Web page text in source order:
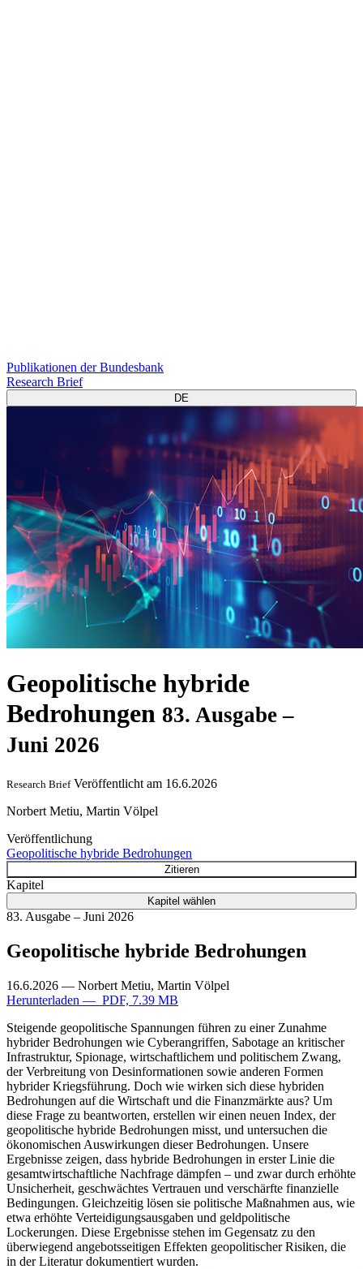
Publikationen der Bundesbank
Research Brief
DE
Geopolitische hybride
Bedrohungen 83. Ausgabe –
Juni 2026
Research BriefVeröffentlicht am 16.6.2026
Norbert Metiu, Martin Völpel
Veröffentlichung
Geopolitische hybride Bedrohungen
Zitieren
Kapitel
Kapitel wählen
83. Ausgabe – Juni 2026
Geopolitische hybride Bedrohungen
16.6.2026 — Norbert Metiu, Martin Völpel
Herunterladen — PDF, 7.39 MB
Steigende geopolitische Spannungen führen zu einer Zunahme
hybrider Bedrohungen wie Cyberangriffen, Sabotage an kritischer
Infrastruktur, Spionage, wirtschaftlichem und politischem Zwang,
der Verbreitung von Desinformationen sowie anderen Formen
hybrider Kriegsführung. Doch wie wirken sich diese hybriden
Bedrohungen auf die Wirtschaft und die Finanzmärkte aus? Um
diese Frage zu beantworten, erstellen wir einen neuen Index, der
geopolitische hybride Bedrohungen misst, und untersuchen die
ökonomischen Auswirkungen dieser Bedrohungen. Unsere
Ergebnisse zeigen, dass hybride Bedrohungen in erster Linie die
gesamtwirtschaftliche Nachfrage dämpfen – und zwar durch erhöhte
Unsicherheit, geschwächtes Vertrauen und verschärfte finanzielle
Bedingungen. Gleichzeitig lösen sie politische Maßnahmen aus, wie
etwa erhöhte Verteidigungsausgaben und geldpolitische
Lockerungen. Diese Ergebnisse stehen im Gegensatz zu den
überwiegend angebotsseitigen Effekten geopolitischer Risiken, die
in der Literatur dokumentiert wurden.